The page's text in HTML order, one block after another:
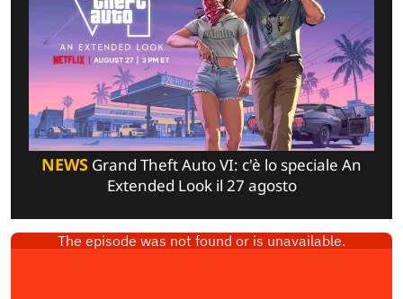
NEWS Grand Theft Auto VI: c'è lo speciale An
Extended Look il 27 agosto